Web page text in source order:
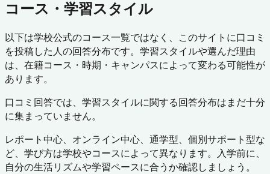
コース・学習スタイル
以下は学校公式のコース一覧ではなく、このサイトに口コミ
を投稿した人の回答分布です。学習スタイルや選んだ理由
は、在籍コース・時期・キャンパスによって変わる可能性が
あります。
口コミ回答では、学習スタイルに関する回答分布はまだ十分
に集まっていません。
レポート中心、オンライン中心、通学型、個別サポート型な
ど、学び方は学校やコースによって異なります。入学前に、
自分の生活リズムや学習ペースに合うか確認しましょう。